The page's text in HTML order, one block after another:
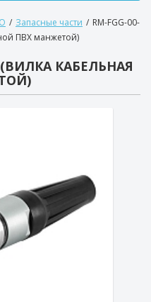
/ Запасные части / RM-FGG-00-
ПВХ манжетой)
(ВИЛКА КАБЕЛЬНАЯ